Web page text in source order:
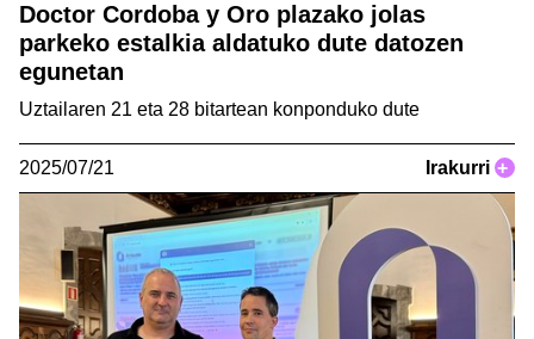
Doctor Cordoba y Oro plazako jolas
parkeko estalkia aldatuko dute datozen
egunetan
Uztailaren 21 eta 28 bitartean konponduko dute
2025/07/21 Irakurri +